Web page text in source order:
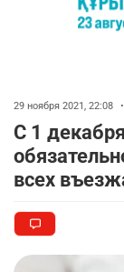
29 ноября 2021, 22:08 •
С 1
всех